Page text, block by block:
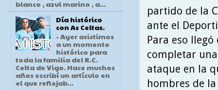
partido de la
ante el
Para eso
completar
ataque en la
hombres de
blanco , azul marino , a...
Día histórico
con As Celtas.
- Ayer asistimos
a un momento
histórico para
toda la familia del R.C.
Celta de Vigo. Hace muchos
años escribí un artículo en
el que reflejab...